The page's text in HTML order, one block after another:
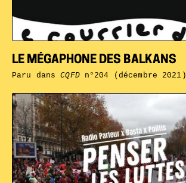
LE MÉGAPHONE DES BALKANS
Paru dansCQFDn°204 (décembre 2021)